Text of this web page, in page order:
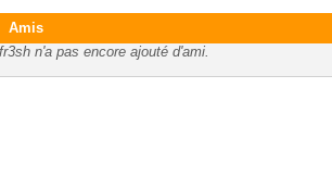
Amis
fr3sh n'a pas encore ajouté d'ami.